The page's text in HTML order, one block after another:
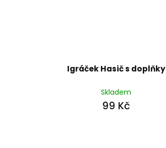
Igráček Hasič s doplňky
Skladem
99 Kč